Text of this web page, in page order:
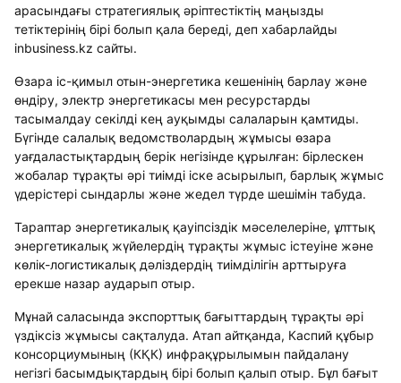
арасындағы стратегиялық әріптестіктің маңызды
тетіктерінің бірі болып қала береді, деп хабарлайды
inbusiness.kz сайты.
Өзара іс-қимыл отын-энергетика кешенінің барлау және
өндіру, электр энергетикасы мен ресурстарды
тасымалдау секілді кең ауқымды салаларын қамтиды.
Бүгінде салалық ведомстволардың жұмысы өзара
уағдаластықтардың берік негізінде құрылған: бірлескен
жобалар тұрақты әрі тиімді іске асырылып, барлық жұмыс
үдерістері сындарлы және жедел түрде шешімін табуда.
Тараптар энергетикалық қауіпсіздік мәселелеріне, ұлттық
энергетикалық жүйелердің тұрақты жұмыс істеуіне және
көлік-логистикалық дәліздердің тиімділігін арттыруға
ерекше назар аударып отыр.
Мұнай саласында экспорттық бағыттардың тұрақты әрі
үздіксіз жұмысы сақталуда. Атап айтқанда, Каспий құбыр
консорциумының (КҚК) инфрақұрылымын пайдалану
негізгі басымдықтардың бірі болып қалып отыр. Бұл бағыт